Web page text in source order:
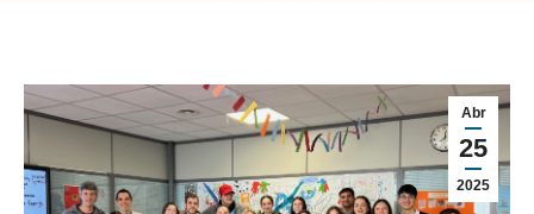
Abr
25
2025